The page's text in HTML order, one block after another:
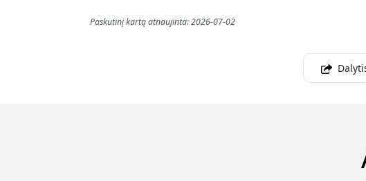
Paskutinį kartą atnaujinta: 2026-07-02